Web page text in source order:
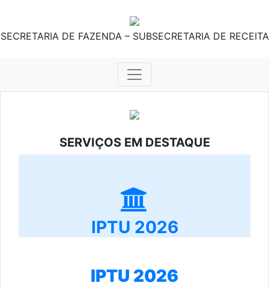
SECRETARIA DE FAZENDA – SUBSECRETARIA DE RECEITA
SERVIÇOS EM DESTAQUE
IPTU 2026
IPTU 2026